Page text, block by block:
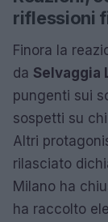
riflessioni
Finora la
da Selvaggia
pungenti sui
sospetti su
Altri
rilasciato
Milano ha
ha raccolto